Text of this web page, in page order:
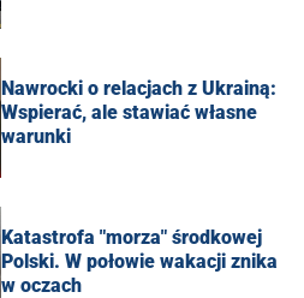
Nawrocki o relacjach z Ukrainą:
Wspierać, ale stawiać własne
warunki
Katastrofa "morza" środkowej
Polski. W połowie wakacji znika
w oczach